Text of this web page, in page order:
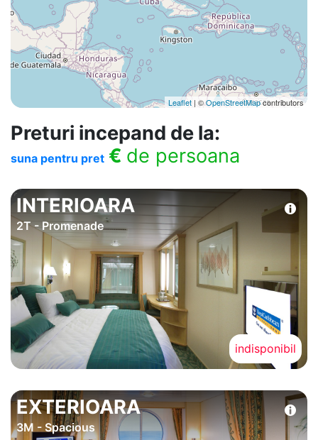
Leaflet | ©OpenStreetMapcontributors
Preturi incepand de la:
suna pentru pret € de persoana
INTERIOARA
2T - Promenade
indisponibil
EXTERIOARA
3M - Spacious